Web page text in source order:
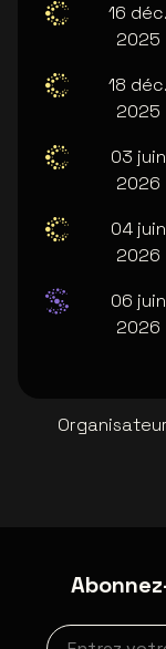
16 déc.
2025
18 déc.
2025
03 juin
2026
04 juin
2026
06 juin
2026
Organisateur
Inscription à